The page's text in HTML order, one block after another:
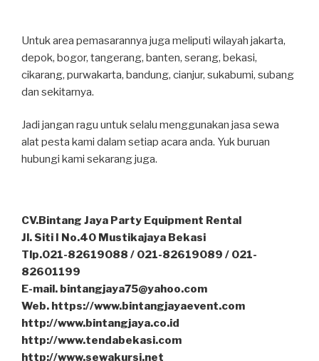
Untuk area pemasarannya juga meliputi wilayah jakarta,
depok, bogor, tangerang, banten, serang, bekasi,
cikarang, purwakarta, bandung, cianjur, sukabumi, subang
dan sekitarnya.
Jadi jangan ragu untuk selalu menggunakan jasa sewa
alat pesta kami dalam setiap acara anda. Yuk buruan
hubungi kami sekarang juga.
CV.Bintang Jaya Party Equipment Rental
Jl. Siti I No.40 Mustikajaya Bekasi
Tlp.021-82619088 / 021-82619089 / 021-
82601199
E-mail. bintangjaya75@yahoo.com
Web. https://www.bintangjayaevent.com
http://www.bintangjaya.co.id
http://www.tendabekasi.com
http://www.sewakursi.net